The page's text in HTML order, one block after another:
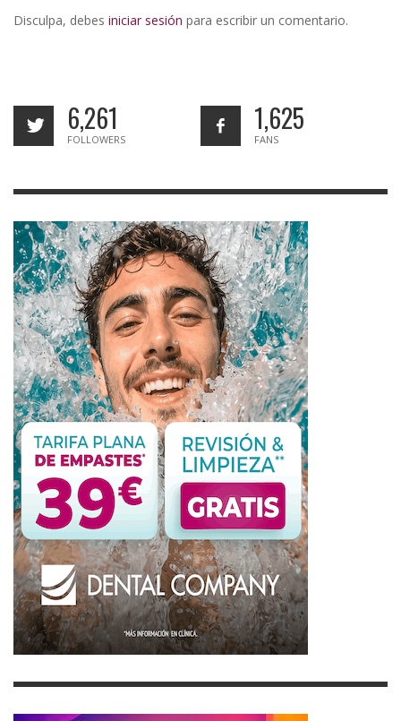
Disculpa, debes iniciar sesión para escribir un comentario.
6,261
FOLLOWERS
1,625
FANS